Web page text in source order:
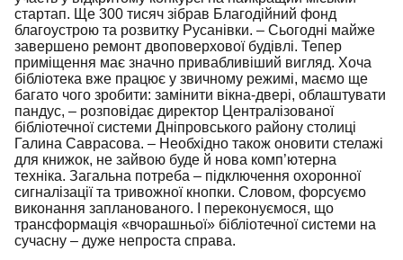
стартап. Ще 300 тисяч зібрав Благодійний фонд
благоустрою та розвитку Русанівки. – Сьогодні майже
завершено ремонт двоповерхової будівлі. Тепер
приміщення має значно привабливіший вигляд. Хоча
бібліотека вже працює у звичному режимі, маємо ще
багато чого зробити: замінити вікна-двері, облаштувати
пандус, – розповідає директор Централізованої
бібліотечної системи Дніпровського району столиці
Галина Саврасова. – Необхідно також оновити стелажі
для книжок, не зайвою буде й нова комп’ютерна
техніка. Загальна потреба – підключення охоронної
сигналізації та тривожної кнопки. Словом, форсуємо
виконання запланованого. І переконуємося, що
трансформація «вчорашньої» бібліотечної системи на
сучасну – дуже непроста справа.